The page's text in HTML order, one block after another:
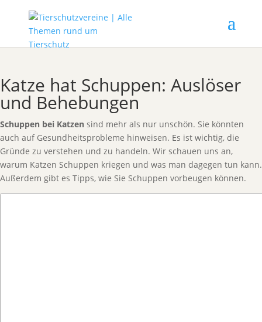
Katze hat Schuppen: Auslöser
und Behebungen
Schuppen bei Katzen sind mehr als nur unschön. Sie könnten
auch auf Gesundheitsprobleme hinweisen. Es ist wichtig, die
Gründe zu verstehen und zu handeln. Wir schauen uns an,
warum Katzen Schuppen kriegen und was man dagegen tun kann.
Außerdem gibt es Tipps, wie Sie Schuppen vorbeugen können.